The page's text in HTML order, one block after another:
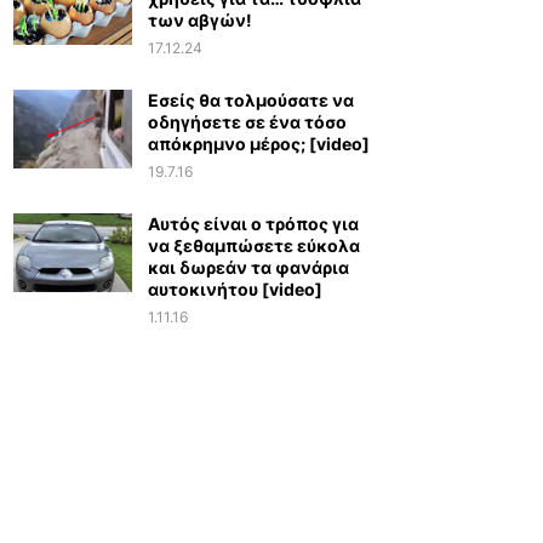
των αβγών!
17.12.24
Εσείς θα τολμούσατε να
οδηγήσετε σε ένα τόσο
απόκρημνο μέρος; [video]
19.7.16
Αυτός είναι ο τρόπος για
να ξεθαμπώσετε εύκολα
και δωρεάν τα φανάρια
αυτοκινήτου [video]
1.11.16